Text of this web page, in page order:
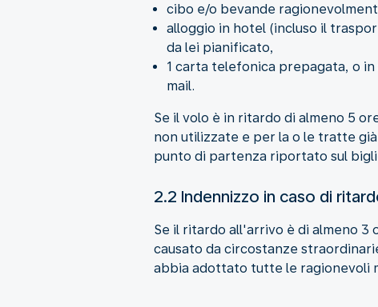
cibo e/o bevande
alloggio in hotel (incluso il
da lei pianificato,
1 carta telefonica prepagata, o
mail.
Se il volo è in ritardo di almeno 5
non utilizzate e per la o le tratte
punto di partenza riportato sul
2.2 Indennizzo in caso di
Se il ritardo all'arrivo è di almeno
causato da circostanze
abbia adottato tutte le ragionevoli